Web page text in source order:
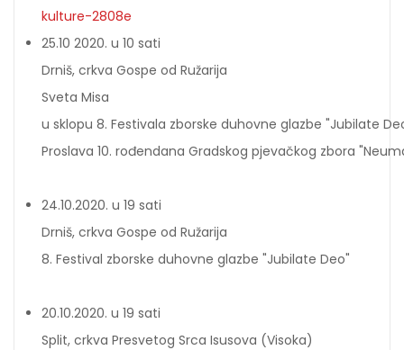
kulture-2808e
25.10 2020. u 10 sati
Drniš, crkva Gospe od Ružarija
Sveta Misa
u sklopu 8. Festivala zborske duhovne glazbe "Jubilate
Proslava 10. rođendana Gradskog pjevačkog zbora
24.10.2020. u 19 sati
Drniš, crkva Gospe od Ružarija
8. Festival zborske duhovne glazbe "Jubilate Deo"
20.10.2020. u 19 sati
Split, crkva Presvetog Srca Isusova (Visoka)